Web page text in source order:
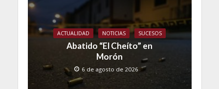
ACTUALIDAD NOTICIAS SUCESOS
Abatido “El Cheíto” en
Morón
6 de agosto de 2026